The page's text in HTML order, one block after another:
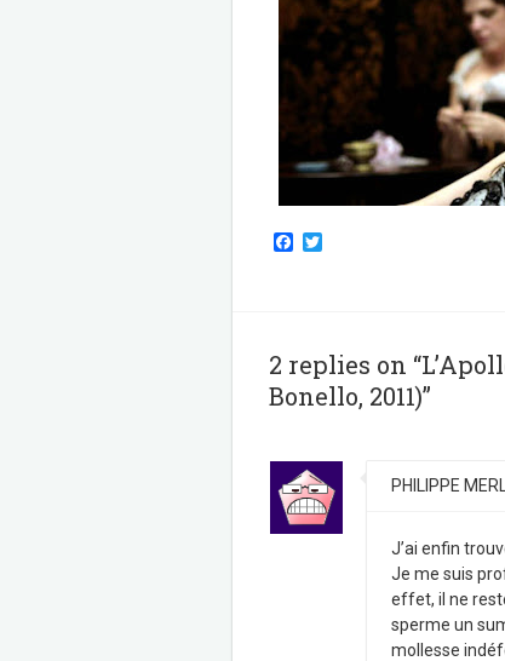
F
o
k
r
2 replies on
Bonello, 2011)”
PHILIPPE
J’ai enfin
Je me suis
effet, il ne
sperme un
mollesse